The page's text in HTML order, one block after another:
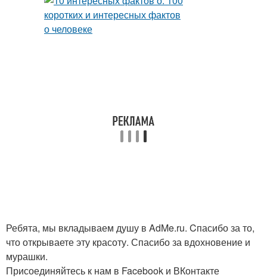
Ребята, мы вкладываем душу в AdMe.ru. Cпасибо за то,
что открываете эту красоту. Спасибо за вдохновение и
мурашки.
Присоединяйтесь к нам в Facebook и ВКонтакте